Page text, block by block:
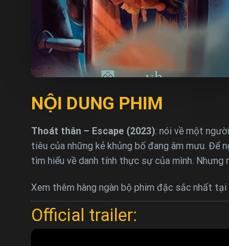
NỘI DUNG PHIM
Thoát thân – Escape (2023): nói về một
tiêu của những kẻ khủng bố đang âm mưu. Để
tìm hiểu về danh tính thực sự của mình. Nhưng
Xem thêm hàng ngàn bộ phim đặc sắc nhất tại
Official trailer: